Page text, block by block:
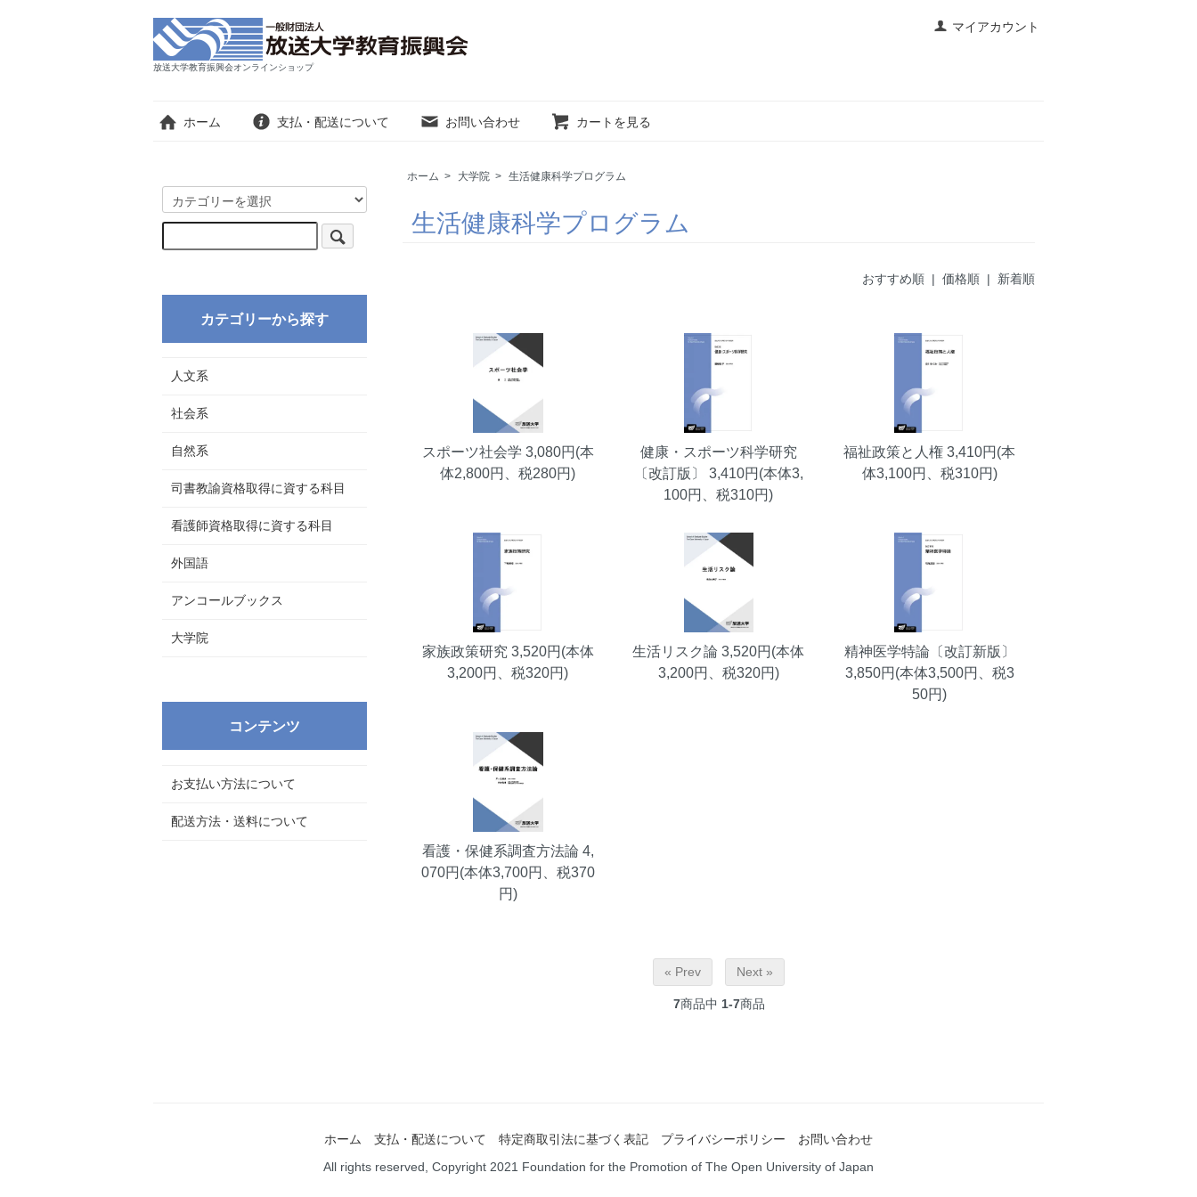
マイアカウント
放送大学教育振興会オンラインショップ
ホーム 支払・配送について お問い合わせ カートを見る
ホーム > 大学院 > 生活健康科学プログラム
生活健康科学プログラム
おすすめ順 | 価格順 | 新着順
スポーツ社会学 3,080円(本
体2,800円、税280円)
健康・スポーツ科学研究
〔改訂版〕
3,410円(本体3,
100円、税310円)
福祉政策と人権 3,410円(本
体3,100円、税310円)
家族政策研究 3,520円(本体
3,200円、税320円)
生活リスク論 3,520円(本体
3,200円、税320円)
精神医学特論〔改訂新版〕
3,850円(本体3,500円、税3
50円)
看護・保健系調査方法論 4,
070円(本体3,700円、税370
円)
« Prev Next »
7商品中 1-7商品
カテゴリーから探す
人文系
社会系
自然系
司書教諭資格取得に資する科目
看護師資格取得に資する科目
外国語
アンコールブックス
大学院
コンテンツ
お支払い方法について
配送方法・送料について
ホーム 支払・配送について 特定商取引法に基づく表記 プライバシーポリシー
お問い合わせ
All rights reserved, Copyright 2021 Foundation for the Promotion of The Open University of Japan